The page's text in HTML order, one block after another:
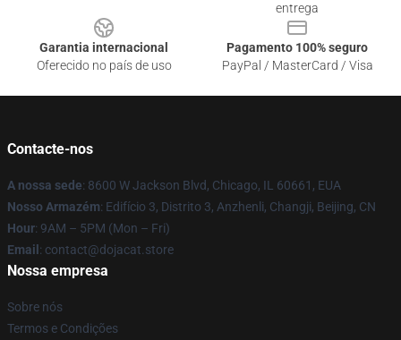
entrega
Garantia internacional
Oferecido no país de uso
Pagamento 100% seguro
PayPal / MasterCard / Visa
Contacte-nos
A nossa sede: 8600 W Jackson Blvd, Chicago, IL 60661, EUA
Nosso Armazém: Edifício 3, Distrito 3, Anzhenli, Changji, Beijing, CN
Hour: 9AM – 5PM (Mon – Fri)
Email : contact@dojacat.store
Nossa empresa
Sobre nós
Termos e Condições